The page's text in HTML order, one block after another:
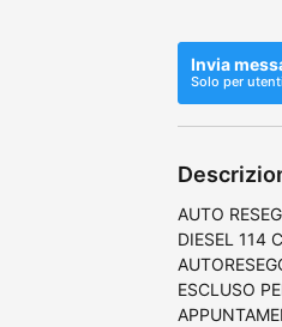
Invia
Solo per
AUTO
DIESEL 114
ESCLUSO